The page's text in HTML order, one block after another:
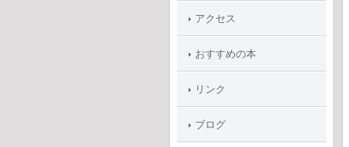
アクセス
おすすめの本
リンク
ブログ